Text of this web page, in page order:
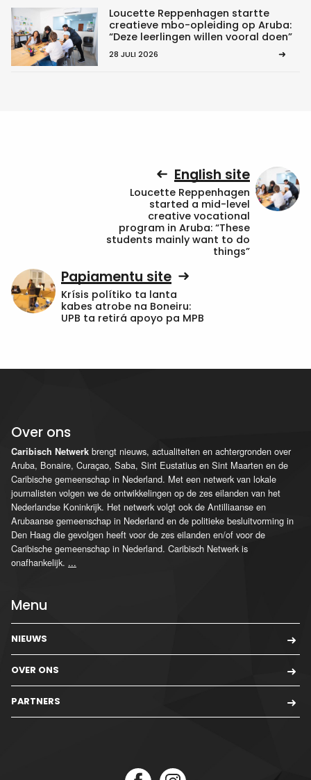
Loucette Reppenhagen startte
creatieve mbo-opleiding op Aruba:
“Deze leerlingen willen vooral doen”
28 JULI 2026
English site
Loucette Reppenhagen
started a mid-level
creative vocational
program in Aruba: “These
students mainly want to do
things”
Papiamentu site
Krísis polítiko ta lanta
kabes atrobe na Boneiru:
UPB ta retirá apoyo pa MPB
Over ons
Caribisch Netwerk brengt nieuws, actualiteiten en achtergronden over
Aruba, Bonaire, Curaçao, Saba, Sint Eustatius en Sint Maarten en de
Caribische gemeenschap in Nederland. Met een netwerk van lokale
journalisten volgen we de ontwikkelingen op de zes eilanden van het
Nederlandse Koninkrijk. Het netwerk volgt ook de Antilliaanse en
Arubaanse gemeenschap in Nederland en de politieke besluitvorming in
Den Haag die gevolgen heeft voor de zes eilanden en/of voor de
Caribische gemeenschap in Nederland. Caribisch Netwerk is
onafhankelijk. ...
Menu
NIEUWS
OVER ONS
PARTNERS